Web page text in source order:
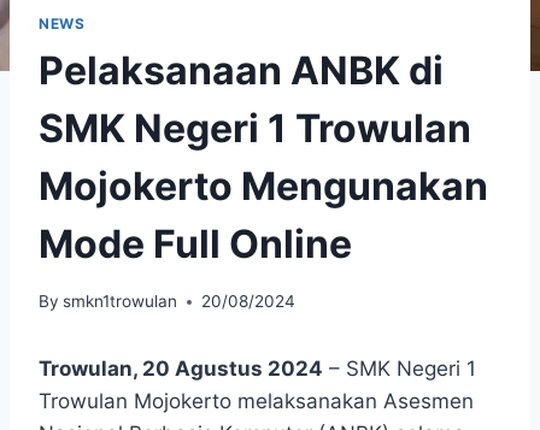
NEWS
Pelaksanaan ANBK di
SMK Negeri 1 Trowulan
Mojokerto Mengunakan
Mode Full Online
By smkn1trowulan 20/08/2024
Trowulan, 20 Agustus 2024 – SMK Negeri 1
Trowulan Mojokerto melaksanakan Asesmen